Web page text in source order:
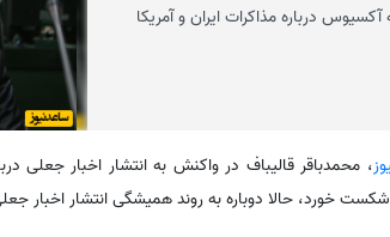
درباره مذاکرات ایران و آمریکا
،‌ محمدباقر قالیباف در واکنش به انتشار اخبار جعلی
خورد، حالا دوباره به روند همیشگی انتشار اخبار